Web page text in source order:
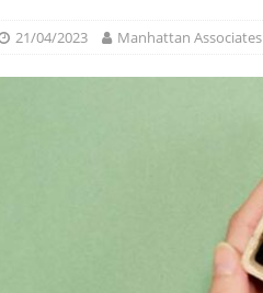
21/04/2023 Manhattan Associates